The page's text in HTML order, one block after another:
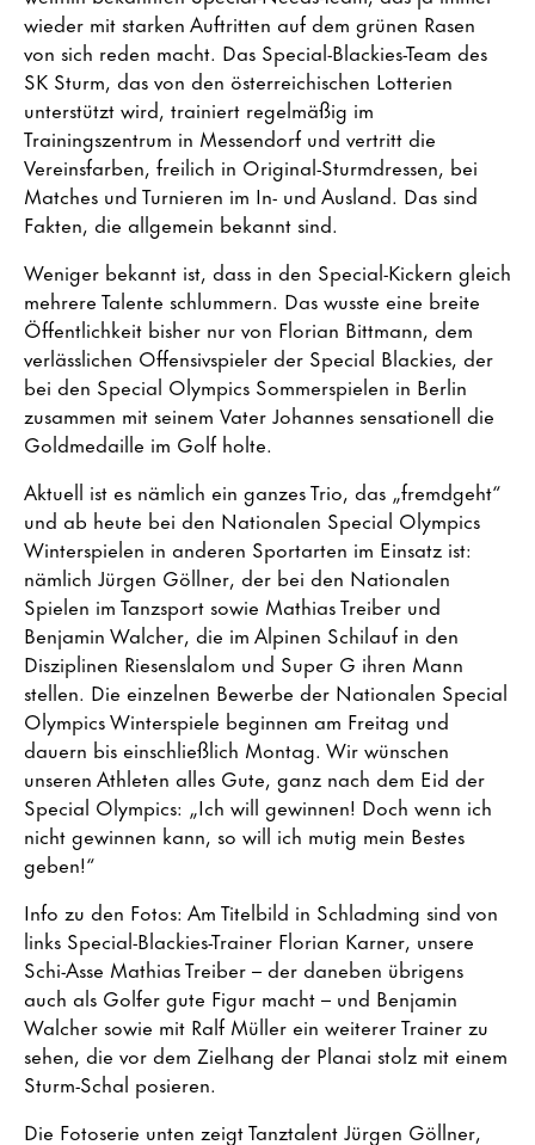
wieder mit starken Auftritten auf dem grünen Rasen
von sich reden macht. Das Special-Blackies-Team des
SK Sturm, das von den österreichischen Lotterien
unterstützt wird, trainiert regelmäßig im
Trainingszentrum in Messendorf und vertritt die
Vereinsfarben, freilich in Original-Sturmdressen, bei
Matches und Turnieren im In- und Ausland. Das sind
Fakten, die allgemein bekannt sind.
Weniger bekannt ist, dass in den Special-Kickern gleich
mehrere Talente schlummern. Das wusste eine breite
Öffentlichkeit bisher nur von Florian Bittmann, dem
verlässlichen Offensivspieler der Special Blackies, der
bei den Special Olympics Sommerspielen in Berlin
zusammen mit seinem Vater Johannes sensationell die
Goldmedaille im Golf holte.
Aktuell ist es nämlich ein ganzes Trio, das „fremdgeht“
und ab heute bei den Nationalen Special Olympics
Winterspielen in anderen Sportarten im Einsatz ist:
nämlich Jürgen Göllner, der bei den Nationalen
Spielen im Tanzsport sowie Mathias Treiber und
Benjamin Walcher, die im Alpinen Schilauf in den
Disziplinen Riesenslalom und Super G ihren Mann
stellen. Die einzelnen Bewerbe der Nationalen Special
Olympics Winterspiele beginnen am Freitag und
dauern bis einschließlich Montag. Wir wünschen
unseren Athleten alles Gute, ganz nach dem Eid der
Special Olympics: „Ich will gewinnen! Doch wenn ich
nicht gewinnen kann, so will ich mutig mein Bestes
geben!“
Info zu den Fotos: Am Titelbild in Schladming sind von
links Special-Blackies-Trainer Florian Karner, unsere
Schi-Asse Mathias Treiber – der daneben übrigens
auch als Golfer gute Figur macht – und Benjamin
Walcher sowie mit Ralf Müller ein weiterer Trainer zu
sehen, die vor dem Zielhang der Planai stolz mit einem
Sturm-Schal posieren.
Die Fotoserie unten zeigt Tanztalent Jürgen Göllner,